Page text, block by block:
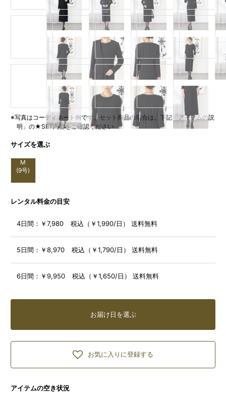
※写真はコーディネート例です。セット商品の場合は、下記「アイテムの説
明」の★SET内容をご確認ください
サイズを選ぶ
M
(9号)
レンタル料金の目安
4日間： ￥7,980 税込（￥1,990/日） 送料無料
5日間： ￥8,970 税込（￥1,790/日） 送料無料
6日間： ￥9,950 税込（￥1,650/日） 送料無料
お届け日を選ぶ
お気に入りに登録する
アイテムの空き状況